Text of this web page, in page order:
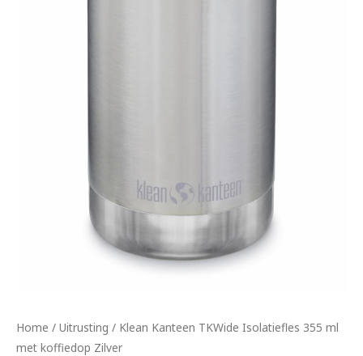
Home / Uitrusting / Klean Kanteen TKWide Isolatiefles 355 ml
met koffiedop Zilver